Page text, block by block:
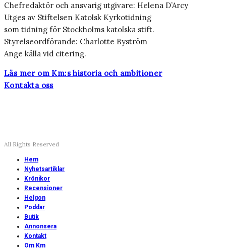
Chefredaktör och ansvarig utgivare: Helena D’Arcy
Utges av Stiftelsen Katolsk Kyrkotidning
som tidning för Stockholms katolska stift.
Styrelseordförande: Charlotte Byström
Ange källa vid citering.
Läs mer om Km:s historia och ambitioner
Kontakta oss
All Rights Reserved
Hem
Nyhetsartiklar
Krönikor
Recensioner
Helgon
Poddar
Butik
Annonsera
Kontakt
Om Km